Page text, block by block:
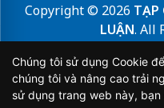
Copyright © 2026 TẠP
LUẬN. All
Bản quyền thuộc Tạp chí
sao chép dưới mọi hình
Chúng tôi sử dụng Cookie
chúng tôi và nâng cao trải
sử dụng trang web này,